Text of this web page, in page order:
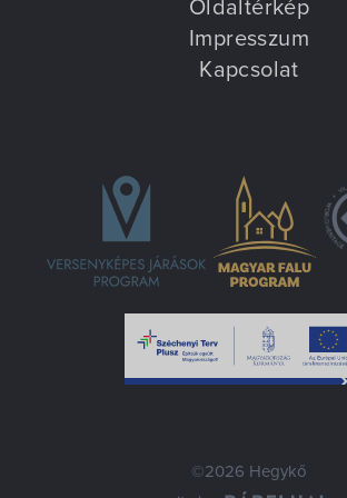
Oldaltérkép
Impresszum
Kapcsolat
©2026 Hegykő